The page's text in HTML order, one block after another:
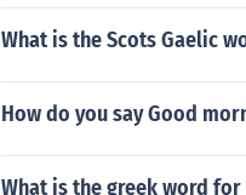
What is the Scots Gaelic
How do you say Good
What is the greek word for